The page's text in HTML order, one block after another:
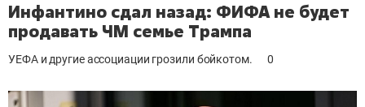
Инфантино сдал назад: ФИФА не будет
продавать ЧМ семье Трампа
УЕФА и другие ассоциации грозили бойкотом. 0